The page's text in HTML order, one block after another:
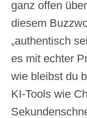
ganz offen
diesem
„authentisch
es mit echter
wie bleibst du
KI-Tools wie